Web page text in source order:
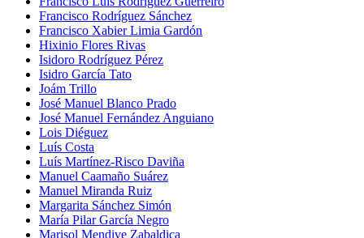
Francisco Rodríguez Sánchez
Francisco Xabier Limia Gardón
Hixinio Flores Rivas
Isidoro Rodríguez Pérez
Isidro García Tato
Joám Trillo
José Manuel Blanco Prado
José Manuel Fernández Anguiano
Lois Diéguez
Luís Costa
Luís Martínez-Risco Daviña
Manuel Caamaño Suárez
Manuel Miranda Ruiz
Margarita Sánchez Simón
María Pilar García Negro
Marisol Mendive Zabaldica